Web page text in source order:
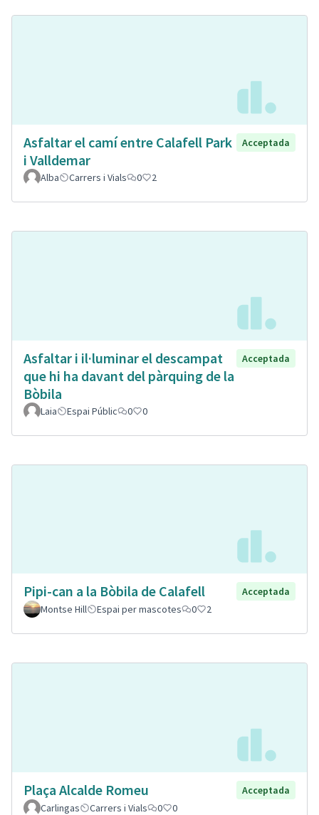
Asfaltar el camí entre Calafell Park
i Valldemar
Acceptada
Alba Carrers i Vials 0 2
Asfaltar i il·luminar el descampat
que hi ha davant del pàrquing de la
Bòbila
Acceptada
Laia Espai Públic 0 0
Pipi-can a la Bòbila de Calafell
Acceptada
Montse Hill
Espai per mascotes 0 2
Plaça Alcalde Romeu
Acceptada
Carlingas
Carrers i Vials 0 0